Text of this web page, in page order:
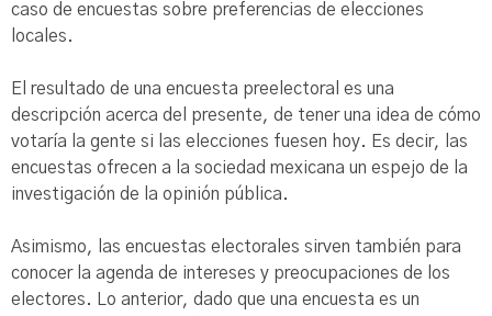
caso de encuestas sobre preferencias de elecciones
locales.
El resultado de una encuesta preelectoral es una
descripción acerca del presente, de tener una idea de cómo
votaría la gente si las elecciones fuesen hoy. Es decir, las
encuestas ofrecen a la sociedad mexicana un espejo de la
investigación de la opinión pública.
Asimismo, las encuestas electorales sirven también para
conocer la agenda de intereses y preocupaciones de los
electores. Lo anterior, dado que una encuesta es un